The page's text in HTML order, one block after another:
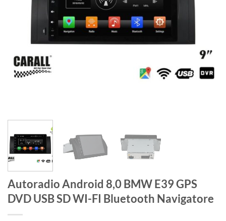
Autoradio Android 8,0 BMW E39 GPS
DVD USB SD WI-FI Bluetooth Navigatore